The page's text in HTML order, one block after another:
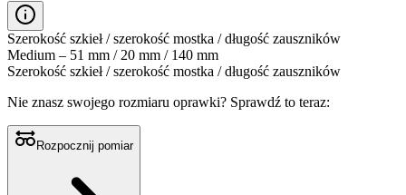
Szerokość szkieł / szerokość mostka / długość zauszników
Medium – 51 mm / 20 mm / 140 mm
Szerokość szkieł / szerokość mostka / długość zauszników
Nie znasz swojego rozmiaru oprawki? Sprawdź to teraz:
Rozpocznij pomiar